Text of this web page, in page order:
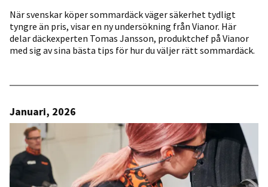
När svenskar köper sommardäck väger säkerhet tydligt
tyngre än pris, visar en ny undersökning från Vianor. Här
delar däckexperten Tomas Jansson, produktchef på Vianor
med sig av sina bästa tips för hur du väljer rätt sommardäck.
Januari, 2026